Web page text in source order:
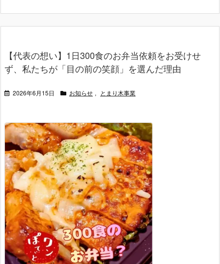
【代表の想い】1日300食のお弁当依頼をお受けせ
ず、私たちが「目の前の笑顔」を選んだ理由
2026年6月15日 お知らせ , とまり木事業